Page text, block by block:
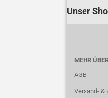
Unser
MEHR
AGB
Versand- &